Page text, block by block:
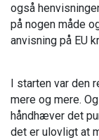
også
på nogen måde
anvisning på EU
I starten var den
mere og mere.
håndhæver det
det er ulovligt at